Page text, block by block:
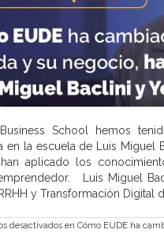
Business School hemos
en la escuela de Luis Miguel
aplicado los
Luis Miguel
y Transformación Digital
desactivados en Cómo EUDE ha